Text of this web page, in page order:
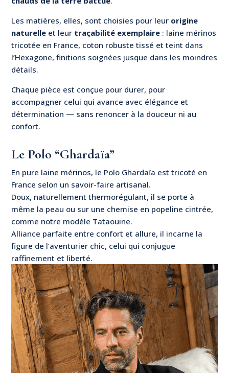
Les matières, elles, sont choisies pour leur origine
naturelle et leur traçabilité exemplaire : laine mérinos
tricotée en France, coton robuste tissé et teint dans
l’Hexagone, finitions soignées jusque dans les moindres
détails.
Chaque pièce est conçue pour durer, pour
accompagner celui qui avance avec élégance et
détermination — sans renoncer à la douceur ni au
confort.
Le Polo “Ghardaïa”
En pure laine mérinos, le Polo Ghardaïa est tricoté en
France selon un savoir-faire artisanal.
Doux, naturellement thermorégulant, il se porte à
même la peau ou sur une chemise en popeline cintrée,
comme notre modèle Tataouine.
Alliance parfaite entre confort et allure, il incarne la
figure de l’aventurier chic, celui qui conjugue
raffinement et liberté.